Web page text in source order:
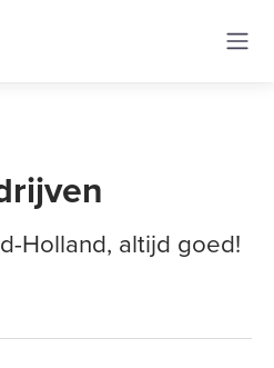
Holland, altijd goed!